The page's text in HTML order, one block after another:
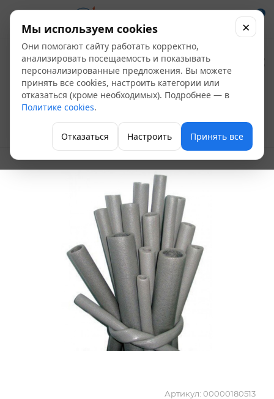
0
Изоляция Порилекс
НПЭ Т 9*25 (трубка 2
м, в уп. 90 шт)
Теплоизоляция
Артикул: 00000180513
Мы используем cookies
Они помогают сайту работать корректно,
анализировать посещаемость и показывать
персонализированные предложения. Вы можете
принять все cookies, настроить категории или
отказаться (кроме необходимых). Подробнее — в
Политике cookies.
Отказаться Настроить Принять все
×